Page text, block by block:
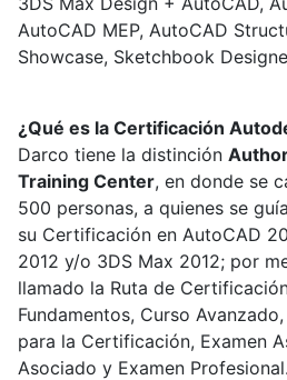
AutoCAD MEP, AutoCAD
Showcase, Sketchbook
¿Qué es la Certificación
Darco tiene la distinción
Training Center, en donde se
500 personas, a quienes se
su Certificación en AutoCAD
2012 y/o 3DS Max 2012; por
llamado la Ruta de
Fundamentos, Curso
para la Certificación, Examen
Asociado y Examen